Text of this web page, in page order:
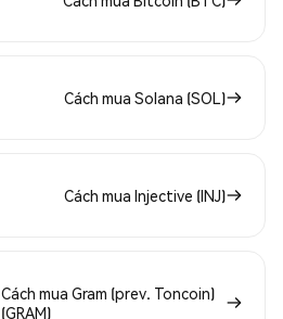
Cách mua Solana (SOL)
Cách mua Injective (INJ)
Cách mua Gram (prev. Toncoin)
(GRAM)